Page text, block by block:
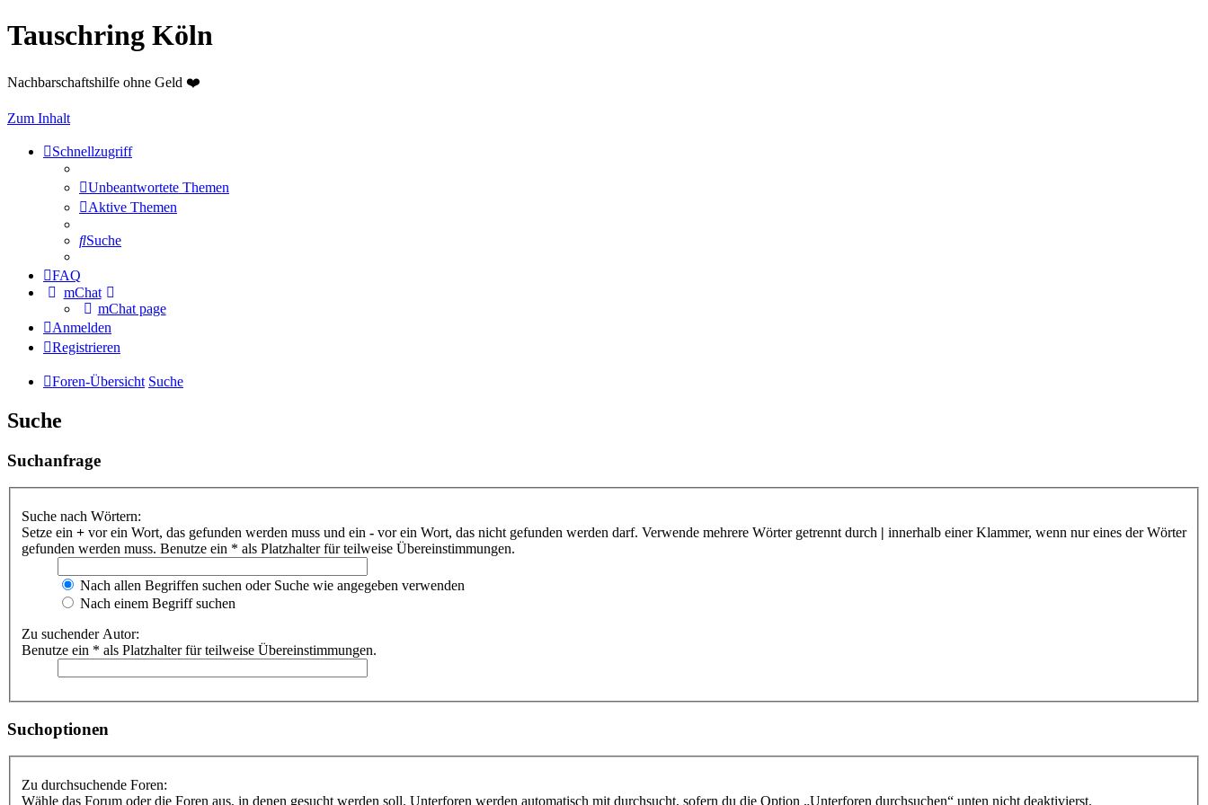
Tauschring Köln
Nachbarschaftshilfe ohne Geld ❤️
Zum Inhalt
Schnellzugriff
Unbeantwortete Themen
Aktive Themen
Suche
FAQ
mChat
mChat page
Anmelden
Registrieren
Foren-Übersicht Suche
Suche
Suchanfrage
Suche nach Wörtern:
Setze ein + vor ein Wort, das gefunden werden muss und ein - vor ein Wort, das nicht gefunden werden darf. Verwende mehrere Wörter getrennt durch | innerhalb einer Klammer, wenn nur eines der Wörter
gefunden werden muss. Benutze ein * als Platzhalter für teilweise Übereinstimmungen.
Nach allen Begriffen suchen oder Suche wie angegeben verwenden
Nach einem Begriff suchen
Zu suchender Autor:
Benutze ein * als Platzhalter für teilweise Übereinstimmungen.
Suchoptionen
Zu durchsuchende Foren:
Wähle das Forum oder die Foren aus, in denen gesucht werden soll. Unterforen werden automatisch mit durchsucht, sofern du die Option „Unterforen durchsuchen“ unten nicht deaktivierst.